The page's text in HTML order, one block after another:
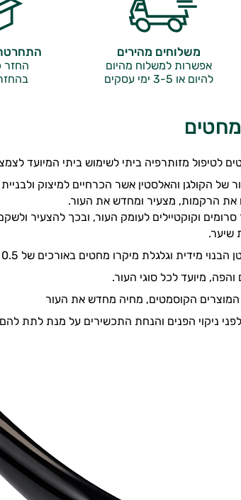
משלוחים מהירים
אפשרות למשלוח מהיום
להיום או 3-5 ימי עסקים
החזר
לטיפול מזותרפיה ביתי לשימוש ביתי המיועד
של הקולגן והאלסטין אשר הכרחיים למיצוק
הרקמות, מצעיר ומחדש את העור.
וקוקטיילים לעומק העור, ובכך להצעיר
שיער.
מידית וגלגלת מיקרו מחטים באורכים של 0.5 מ"מ.
והפה, מיועד לכל סוגי העור.
המוצרים הקוסמטים, מחיה מחדש את העור
ניקוי הפנים והנחת התכשירים על מנת לתת להם